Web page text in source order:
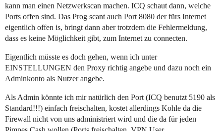
kann man einen Netzwerkscan machen. ICQ schaut dann, welche
Ports offen sind. Das Prog scant auch Port 8080 der fürs Internet
eigentlich offen is, bringt dann aber trotzdem die Fehlermeldung,
dass es keine Möglichkeit gibt, zum Internet zu connecten.
Eigentlich müsste es doch gehen, wenn ich unter
EINSTELLUNGEN den Proxy richtig angebe und dazu noch ein
Adminkonto als Nutzer angebe.
Als Admin könnte ich mir natürlich den Port (ICQ benutzt 5190 als
Standard!!!) einfach freischalten, kostet allerdings Kohle da die
Firewall nicht von uns administriert wird und die da für jeden